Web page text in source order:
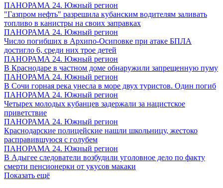
ПАНОРАМА 24. Южный регион
"Газпром нефть" разрешила кубанским водителям заливать
топливо в канистры на своих заправках
ПАНОРАМА 24. Южный регион
Число погибших в Архипо-Осиповке при атаке БПЛА
достигло 6, среди них трое детей
ПАНОРАМА 24. Южный регион
В Краснодаре в частном доме обнаружили запрещенную пуму
ПАНОРАМА 24. Южный регион
В Сочи горная река унесла в море двух туристов. Один погиб
ПАНОРАМА 24. Южный регион
Четырех молодых кубанцев задержали за нацистское
приветствие
ПАНОРАМА 24. Южный регион
Краснодарские полицейские нашли школьницу, жестоко
расправившуюся с голубем
ПАНОРАМА 24. Южный регион
В Адыгее следователи возбудили уголовное дело по факту
смерти пенсионерки от укусов макаки
Показать ещё